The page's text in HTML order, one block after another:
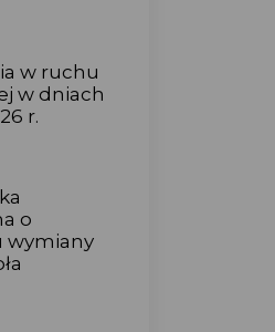
w ruchu
w dniach
r.
o
wymiany